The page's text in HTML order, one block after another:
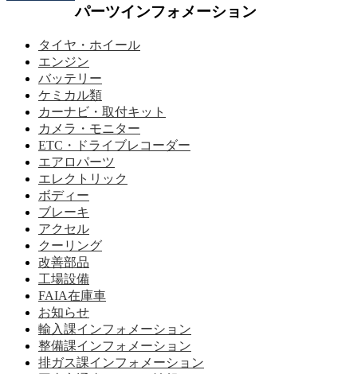
パーツインフォメーション
タイヤ・ホイール
エンジン
バッテリー
ケミカル類
カーナビ・取付キット
カメラ・モニター
ETC・ドライブレコーダー
エアロパーツ
エレクトリック
ボディー
ブレーキ
アクセル
クーリング
改善部品
工場設備
FAIA在庫車
お知らせ
輸入課インフォメーション
整備課インフォメーション
排ガス課インフォメーション